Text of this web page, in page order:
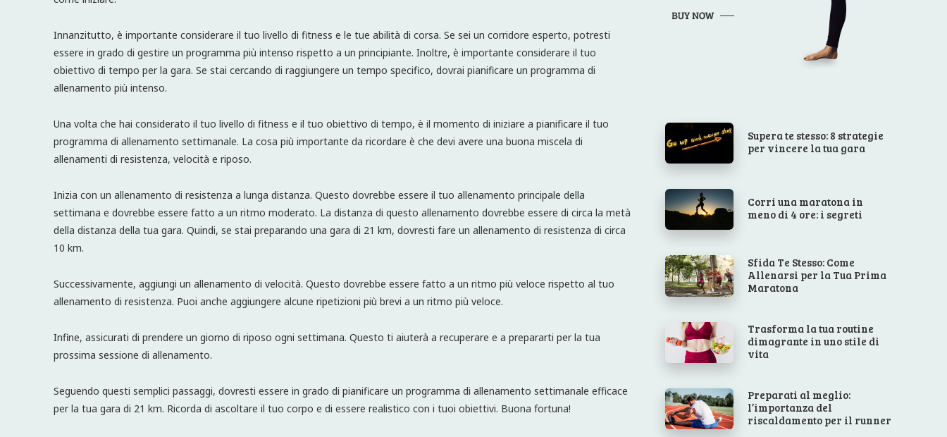
Innanzitutto, è importante considerare il tuo livello di fitness e le tue abilità di corsa. Se sei un corridore esperto, potresti
essere in grado di gestire un programma più intenso rispetto a un principiante. Inoltre, è importante considerare il tuo
obiettivo di tempo per la gara. Se stai cercando di raggiungere un tempo specifico, dovrai pianificare un programma di
allenamento più intenso.
Una volta che hai considerato il tuo livello di fitness e il tuo obiettivo di tempo, è il momento di iniziare a pianificare il tuo
programma di allenamento settimanale. La cosa più importante da ricordare è che devi avere una buona miscela di
allenamenti di resistenza, velocità e riposo.
Inizia con un allenamento di resistenza a lunga distanza. Questo dovrebbe essere il tuo allenamento principale della
settimana e dovrebbe essere fatto a un ritmo moderato. La distanza di questo allenamento dovrebbe essere di circa la metà
della distanza della tua gara. Quindi, se stai preparando una gara di 21 km, dovresti fare un allenamento di resistenza di circa
10 km.
Successivamente, aggiungi un allenamento di velocità. Questo dovrebbe essere fatto a un ritmo più veloce rispetto al tuo
allenamento di resistenza. Puoi anche aggiungere alcune ripetizioni più brevi a un ritmo più veloce.
Infine, assicurati di prendere un giorno di riposo ogni settimana. Questo ti aiuterà a recuperare e a prepararti per la tua
prossima sessione di allenamento.
Seguendo questi semplici passaggi, dovresti essere in grado di pianificare un programma di allenamento settimanale efficace
per la tua gara di 21 km. Ricorda di ascoltare il tuo corpo e di essere realistico con i tuoi obiettivi. Buona fortuna!
Supera te stesso: 8 strategie
per vincere la tua gara
Corri una maratona in
meno di 4 ore: i segreti
Sfida Te Stesso: Come
Allenarsi per la Tua Prima
Maratona
Trasforma la tua routine
dimagrante in uno stile di
vita
Preparati al meglio:
l’importanza del
riscaldamento per il runner